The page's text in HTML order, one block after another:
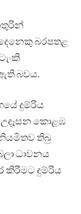
බරපතළ
බවය.
දුම්රිය
කොළඹ
තිබු
ධාවනය
කිරීමට දුම්රිය